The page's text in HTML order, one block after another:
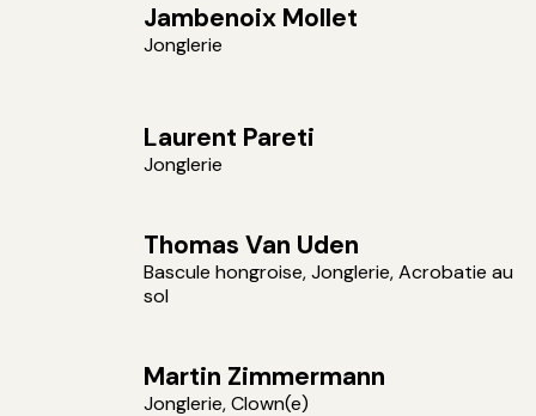
Jambenoix Mollet
Jonglerie
Laurent Pareti
Jonglerie
Thomas Van Uden
Bascule hongroise, Jonglerie, Acrobatie au
sol
Martin Zimmermann
Jonglerie, Clown(e)